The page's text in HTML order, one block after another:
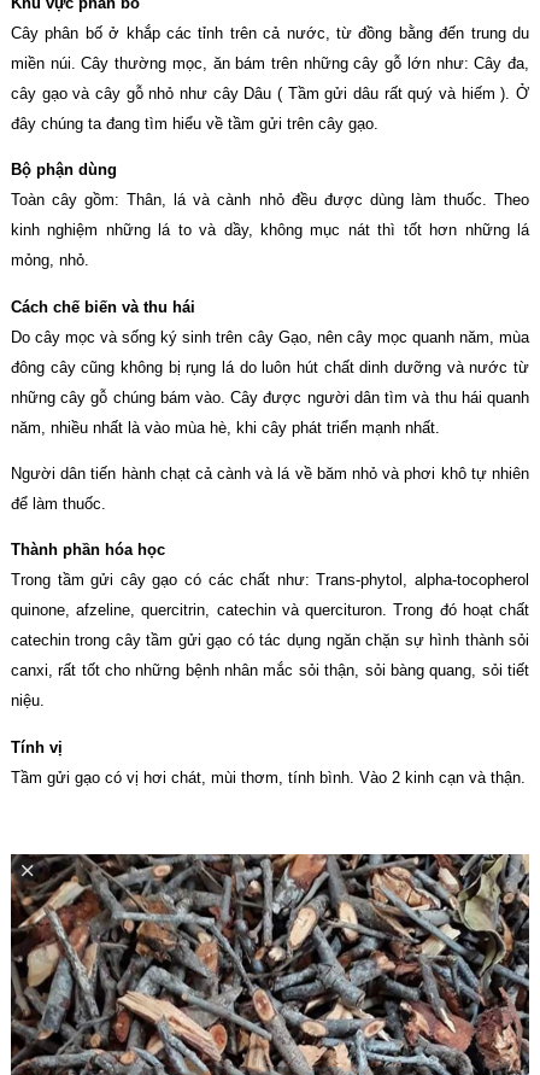
Cây phân bố ở khắp các tỉnh trên cả nước, từ đồng bằng đến trung du
miền núi. Cây thường mọc, ăn bám trên những cây gỗ lớn như: Cây đa,
cây gạo và cây gỗ nhỏ như cây Dâu ( Tầm gửi dâu rất quý và hiếm ). Ở
đây chúng ta đang tìm hiểu về tầm gửi trên cây gạo.
Bộ phận dùng
Toàn cây gồm: Thân, lá và cành nhỏ đều được dùng làm thuốc. Theo
kinh nghiệm những lá to và dầy, không mục nát thì tốt hơn những lá
mỏng, nhỏ.
Cách chế biến và thu hái
Do cây mọc và sống ký sinh trên cây Gạo, nên cây mọc quanh năm, mùa
đông cây cũng không bị rụng lá do luôn hút chất dinh dưỡng và nước từ
những cây gỗ chúng bám vào. Cây được người dân tìm và thu hái quanh
năm, nhiều nhất là vào mùa hè, khi cây phát triển mạnh nhất.
Người dân tiến hành chạt cả cành và lá về băm nhỏ và phơi khô tự nhiên
để làm thuốc.
Thành phần hóa học
Trong tầm gửi cây gạo có các chất như: Trans-phytol, alpha-tocopherol
quinone, afzeline, quercitrin, catechin và quercituron. Trong đó hoạt chất
catechin trong cây tầm gửi gạo có tác dụng ngăn chặn sự hình thành sỏi
canxi, rất tốt cho những bệnh nhân mắc sỏi thận, sỏi bàng quang, sỏi tiết
niệu.
Tính vị
Tầm gửi gạo có vị hơi chát, mùi thơm, tính bình. Vào 2 kinh cạn và thận.